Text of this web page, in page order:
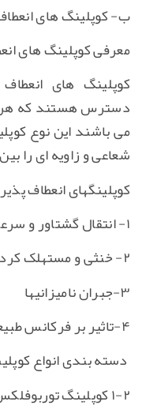
ب- کوپلینگ های
معرفی کوپلینگ های
کوپلینگ های
دسترس هستند که هر
می باشند این نوع
شعاعی و زاویه ای را
کوپلینگهای انعطاف
۱- انتقال گشتاور و سرعت از محرک به متحرک
۲- خنثی و مستهلک کردن ارتعاشات
۳-جبران نامیزانیها
۴-تاثیر بر فرکانس طبیعی سیستم
دسته بندی انواع
۱-۲ کوپلینگ توربوفلکس